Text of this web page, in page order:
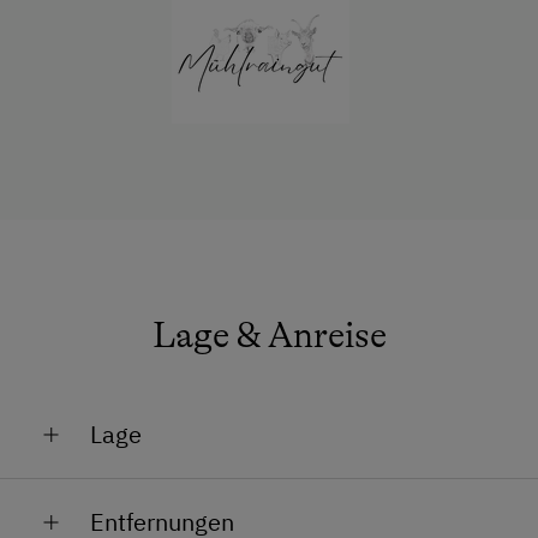
Wasserkocher
Doppelbett
Lage & Anreise
Lage
Entfernungen